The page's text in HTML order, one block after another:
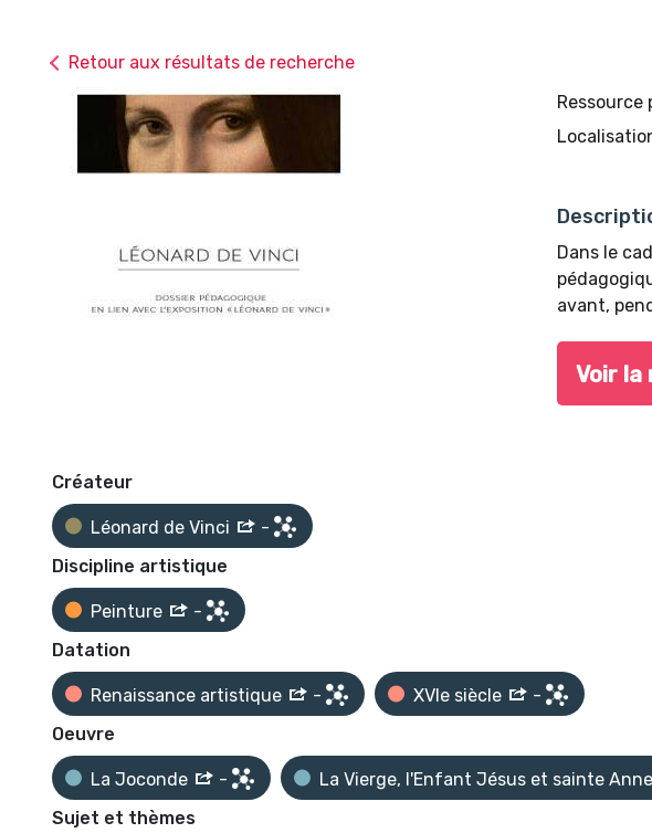
Retour aux résultats de recherche
Ressource
Dans le
avant,
Voir la
Créateur
Léonard de Vinci
-
Discipline artistique
Peinture
-
Datation
Renaissance artistique - XVIe siècle
-
Oeuvre
La Joconde - La Vierge, l'Enfant Jésus et sainte Anne
Sujet et thèmes